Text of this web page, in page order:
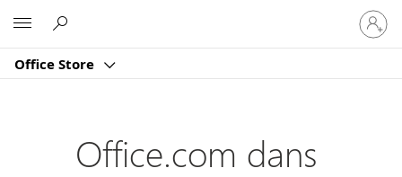
Office Store
vous
à
compte
Office.com dans